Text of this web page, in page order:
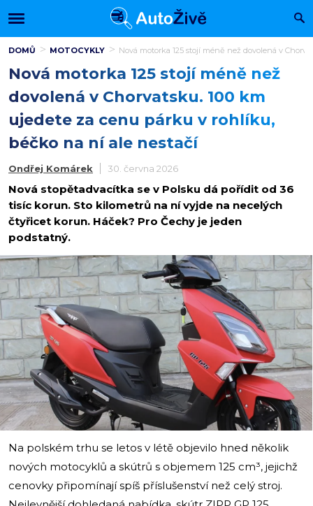
DOMŮ MOTOCYKLY Nová motorka 125 stojí méně než dovolená v
Nová motorka 125 stojí méně než
dovolená v Chorvatsku. 100 km
ujedete za cenu párku v rohlíku,
béčko na ní ale nestačí
Ondřej Komárek 30. června 2026
Nová stopětadvacítka se v Polsku dá pořídit od 36
tisíc korun. Sto kilometrů na ní vyjde na necelých
čtyřicet korun. Háček? Pro Čechy je jeden
podstatný.
i
Na polském trhu se letos v létě objevilo hned několik
nových motocyklů a skútrů s objemem 125 cm³, jejichž
cenovky připomínají spíš příslušenství než celý stroj.